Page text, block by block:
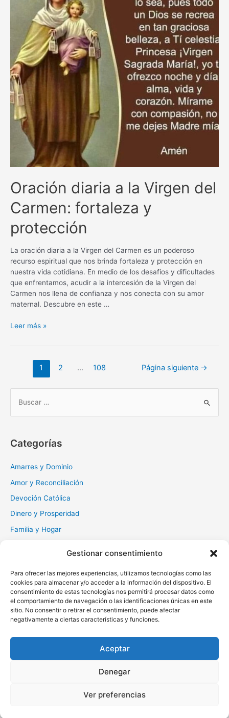
Gestionar consentimiento
Para ofrecer las mejores experiencias, utilizamos tecnologías como las
cookies para almacenar y/o acceder a la información del dispositivo. El
consentimiento de estas tecnologías nos permitirá procesar datos como
el comportamiento de navegación o las identificaciones únicas en este
sitio. No consentir o retirar el consentimiento, puede afectar
negativamente a ciertas características y funciones.
Aceptar
Denegar
Ver preferencias
protección
Oración diaria a la Virgen del
Carmen: fortaleza y
protección
La oración diaria a la Virgen del Carmen es un poderoso
recurso espiritual que nos brinda fortaleza y protección en
nuestra vida cotidiana. En medio de los desafíos y dificultades
que enfrentamos, acudir a la intercesión de la Virgen del
Carmen nos llena de confianza y nos conecta con su amor
maternal. Descubre en este …
Oración
a
Carmen:
fortaleza
Leer más »
Navegación
1 2 … 108 Página siguiente →
r
Categorías
Amarres y Dominio
Amor y Reconciliación
Devoción Católica
Dinero y Prosperidad
Familia y Hogar
Muerte y Difuntos
Oraciones Diarias
Otras
Protección y Liberación
Salud y Sanación
WordPress